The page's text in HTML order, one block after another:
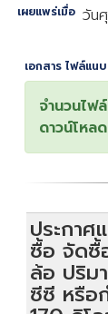
เผยแพร่เมื่อ วัน
เอกสาร ไฟล์แนบ
จำนวนไฟ
ดาวน์โหล
ประกาศ
ซื้อ จัดซื้
ล้อ ปริม
ซีซี หรือ